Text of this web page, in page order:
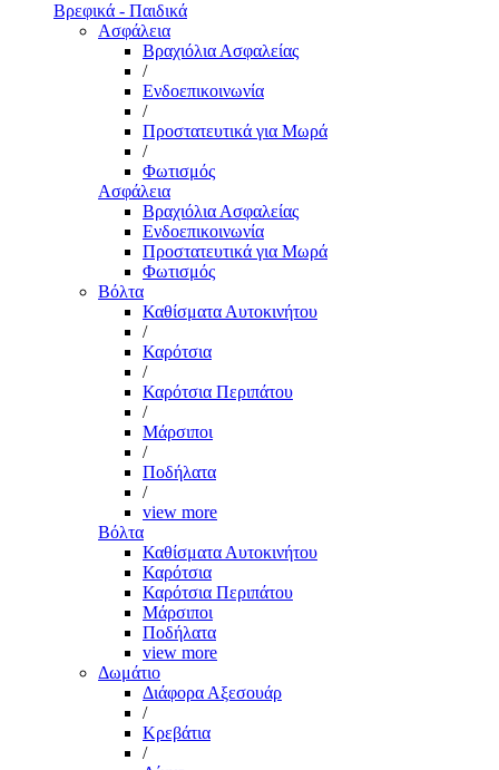
Βρεφικά - Παιδικά
Ασφάλεια
Βραχιόλια Ασφαλείας
/
Ενδοεπικοινωνία
/
Προστατευτικά για Μωρά
/
Φωτισμός
Ασφάλεια
Βραχιόλια Ασφαλείας
Ενδοεπικοινωνία
Προστατευτικά για Μωρά
Φωτισμός
Βόλτα
Καθίσματα Αυτοκινήτου
/
Καρότσια
/
Καρότσια Περιπάτου
/
Μάρσιποι
/
Ποδήλατα
/
view more
Βόλτα
Καθίσματα Αυτοκινήτου
Καρότσια
Καρότσια Περιπάτου
Μάρσιποι
Ποδήλατα
view more
Δωμάτιο
Διάφορα Αξεσουάρ
/
Κρεβάτια
/